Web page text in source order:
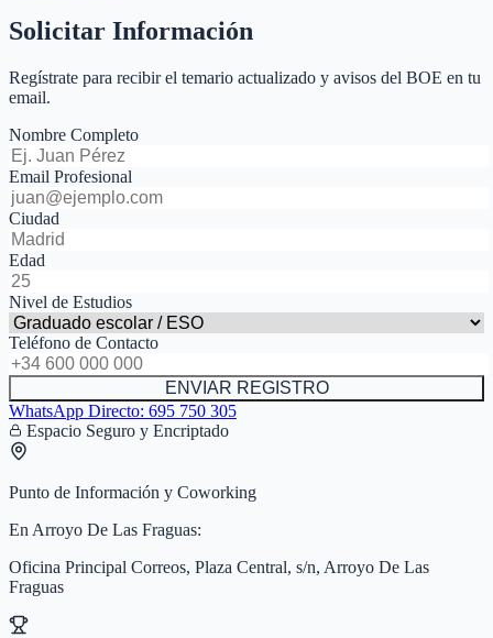
Solicitar Información
Regístrate para recibir el temario actualizado y avisos del BOE en tu
email.
Nombre Completo
Email Profesional
Ciudad
Edad
Nivel de Estudios
Teléfono de Contacto
ENVIAR REGISTRO
WhatsApp Directo: 695 750 305
Espacio Seguro y Encriptado
Punto de Información y Coworking
En Arroyo De Las Fraguas:
Oficina Principal Correos, Plaza Central, s/n, Arroyo De Las
Fraguas